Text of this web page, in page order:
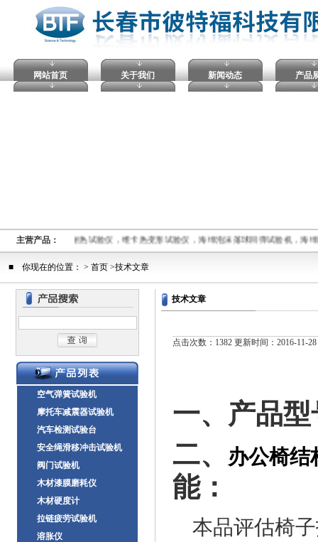
网站首页 关于我们 新闻动态 产品
主营产品：
痕硬度计，马丁耐热试验仪，维卡热变形试验仪，海绵泡沫落球回弹试验机，
■ 你现在的位置： > 首页 >技术文章
空气弹簧试验机
摩托车减震器试验机
汽车检测试验台
安全绳滑移冲击试验机
阀门试验机
木材漆膜磨耗仪
木材硬度计
拉链疲劳试验机
溶胀仪
技术文章
点击次数：1382 更新时间：2016-11-28
一、 产品
二、
办公椅结
能：
本品评估椅